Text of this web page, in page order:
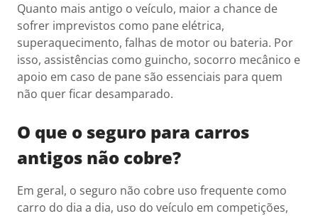
Quanto mais antigo o veículo, maior a chance de
sofrer imprevistos como pane elétrica,
superaquecimento, falhas de motor ou bateria. Por
isso, assistências como guincho, socorro mecânico e
apoio em caso de pane são essenciais para quem
não quer ficar desamparado.
O que o seguro para carros
antigos não cobre?
Em geral, o seguro não cobre uso frequente como
carro do dia a dia, uso do veículo em competições,